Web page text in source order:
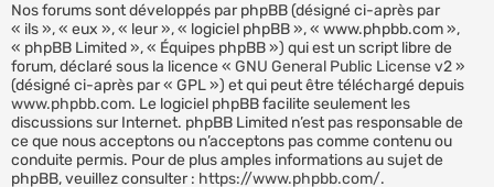
Nos forums sont développés par phpBB (désigné ci-après par
« ils », « eux », « leur », « logiciel phpBB », « www.phpbb.com »,
« phpBB Limited », « Équipes phpBB ») qui est un script libre de
forum, déclaré sous la licence « GNU General Public License v2»
(désigné ci-après par « GPL ») et qui peut être téléchargé depuis
www.phpbb.com. Le logiciel phpBB facilite seulement les
discussions sur Internet. phpBB Limited n’est pas responsable de
ce que nous acceptons ou n’acceptons pas comme contenu ou
conduite permis. Pour de plus amples informations au sujet de
phpBB, veuillez consulter : https://www.phpbb.com/.